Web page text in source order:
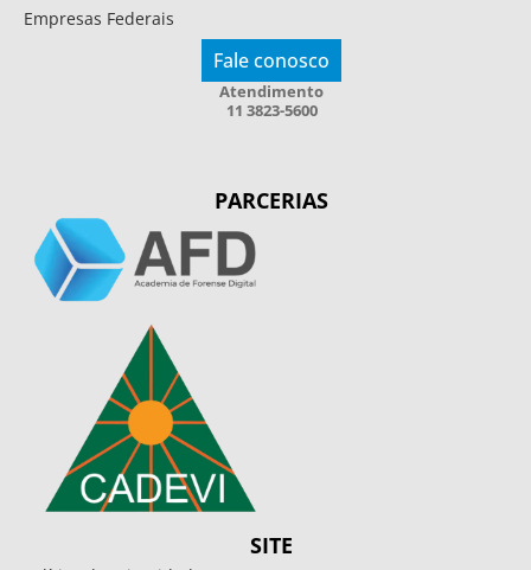
Empresas Federais
Fale conosco
Atendimento
11 3823-5600
PARCERIAS
SITE